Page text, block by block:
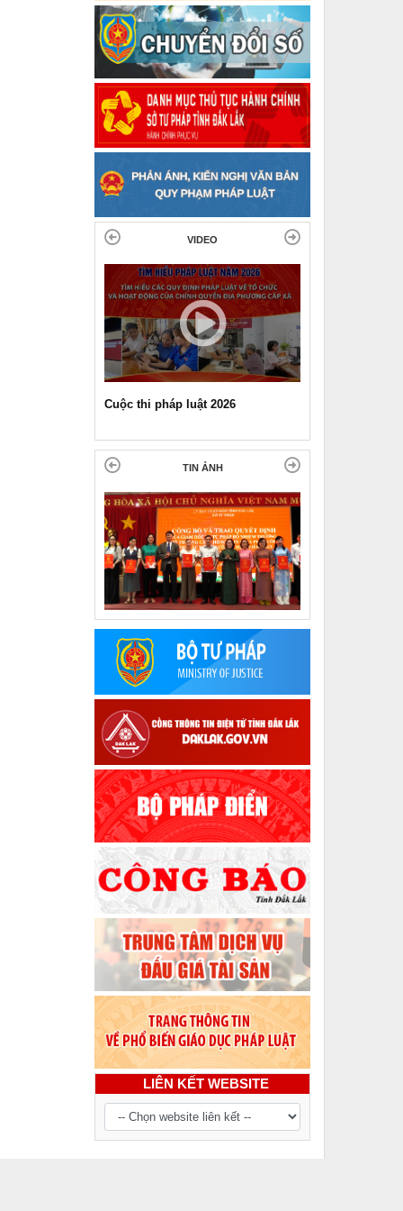
VIDEO
Cuộc thi pháp luật 2026
Pháp luật và đời sống ngày 11-
LIÊN KẾT WEBSITE